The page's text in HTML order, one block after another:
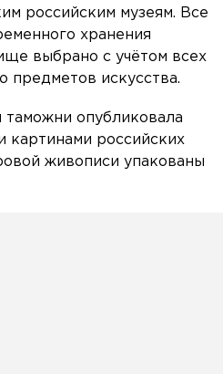
российским музеям. Все
хранения
выбрано с учётом всех
предметов искусства.
таможни опубликовала
картинами российских
живописи упакованы